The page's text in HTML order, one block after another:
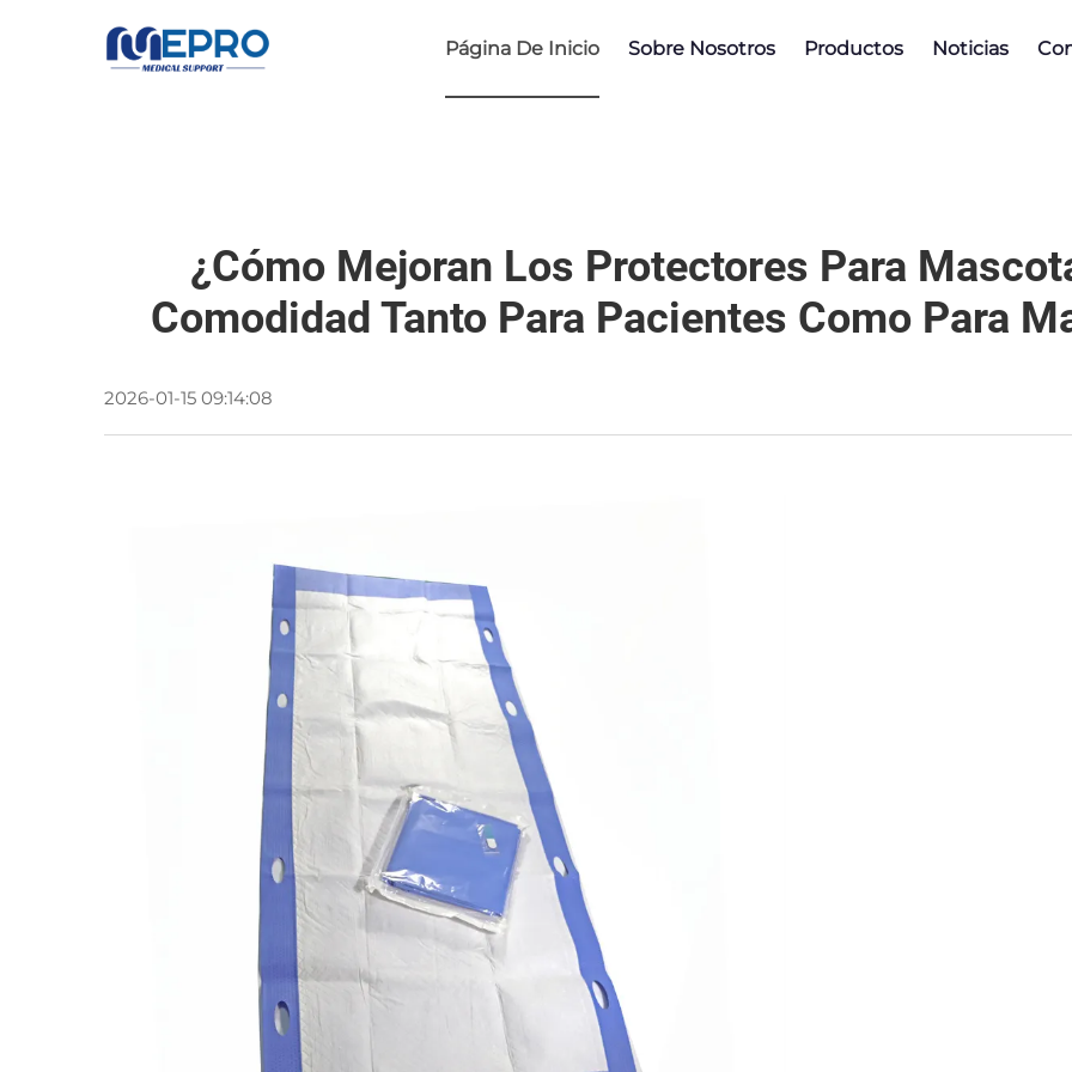
Página De Inicio Sobre Nosotros Productos Noticias
¿Cómo Mejoran Los Protectores Para
Comodidad Tanto Para Pacientes Como Para
2026-01-15 09:14:08